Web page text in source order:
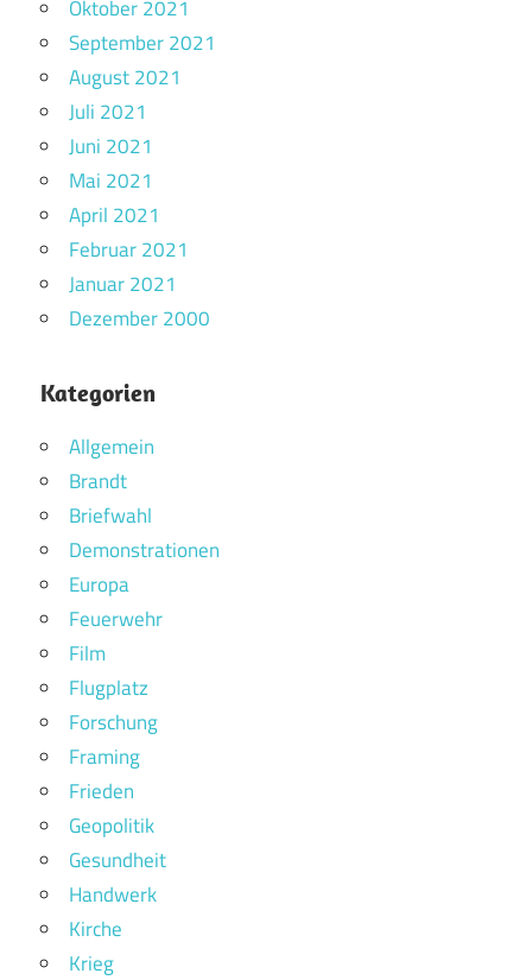
Oktober 2021
September 2021
August 2021
Juli 2021
Juni 2021
Mai 2021
April 2021
Februar 2021
Januar 2021
Dezember 2000
Kategorien
Allgemein
Brandt
Briefwahl
Demonstrationen
Europa
Feuerwehr
Film
Flugplatz
Forschung
Framing
Frieden
Geopolitik
Gesundheit
Handwerk
Kirche
Krieg